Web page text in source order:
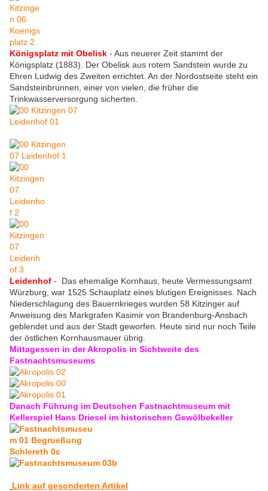
Königsplatz mit Obelisk - Aus neuerer Zeit stammt der
Königsplatz (1883). Der Obelisk aus rotem Sandstein wurde zu
Ehren Ludwig des Zweiten errichtet. An der Nordostseite steht ein
Sandsteinbrunnen, einer von vielen, die früher die
Trinkwasserversorgung sicherten.
Leidenhof - Das ehemalige Kornhaus, heute Vermessungsamt
Würzburg, war 1525 Schauplatz eines blutigen Ereignisses. Nach
Niederschlagung des Bauernkrieges wurden 58 Kitzinger auf
Anweisung des Markgrafen Kasimir von Brandenburg-Ansbach
geblendet und aus der Stadt geworfen. Heute sind nur noch Teile
der östlichen Kornhausmauer übrig.
Mittagessen in der Akropolis in Sichtweite des
Fastnachtsmuseums
Danach Führung im Deutschen Fastnachtmuseum mit
Kellerspiel Hans Driesel im historischen Gewölbekeller
Link auf gesonderten Artikel